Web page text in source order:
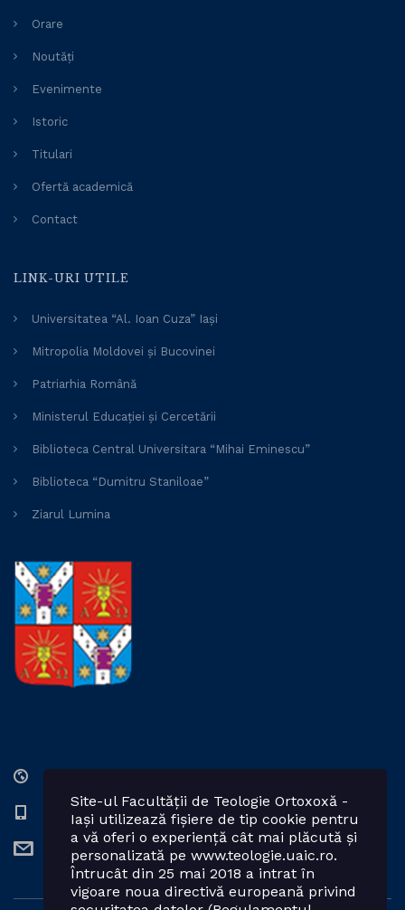
Orare
Noutăți
Evenimente
Istoric
Titulari
Ofertă academică
Contact
LINK-URI UTILE
Universitatea “Al. Ioan Cuza” Iași
Mitropolia Moldovei și Bucovinei
Patriarhia Română
Ministerul Educației și Cercetării
Biblioteca Central Universitara “Mihai Eminescu”
Biblioteca “Dumitru Staniloae”
Ziarul Lumina
0232 201328; 0232 201102 int. 2424, 2423, 2425
teologie.ortodoxa@uaic.ro
Site-ul Facultății de Teologie Ortoxoxă -
Iași utilizează fișiere de tip cookie pentru
a vă oferi o experiență cât mai plăcută și
personalizată pe www.teologie.uaic.ro.
Întrucât din 25 mai 2018 a intrat în
vigoare noua directivă europeană privind